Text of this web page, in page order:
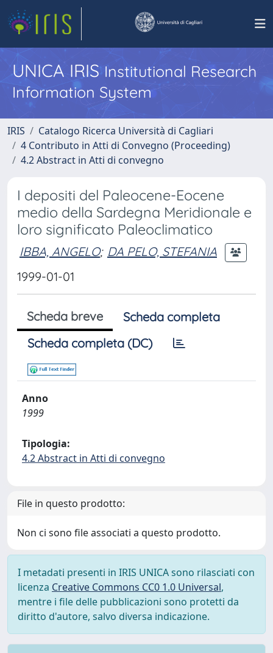
UNICA IRISInstitutional Research
Information System
IRIS
Catalogo Ricerca Università di Cagliari
4 Contributo in Atti di Convegno (Proceeding)
4.2 Abstract in Atti di convegno
I depositi del Paleocene-Eocene
medio della Sardegna Meridionale e
loro significato Paleoclimatico
IBBA, ANGELO; DA PELO, STEFANIA
1999-01-01
Scheda breve
Scheda completa
Scheda completa (DC)
Anno
1999
Tipologia:
4.2 Abstract in Atti di convegno
File in questo prodotto:
Non ci sono file associati a questo prodotto.
I metadati presenti in IRIS UNICA sono rilasciati con
licenza Creative Commons CC0 1.0 Universal,
mentre i file delle pubblicazioni sono protetti da
diritto d'autore, salvo diversa indicazione.